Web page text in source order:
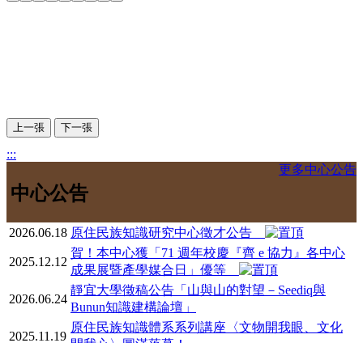
上一張 下一張
:::
中心公告
更多中心公告
2026.06.18 原住民族知識研究中心徵才公告
2025.12.12
賀！本中心獲「71 週年校慶『齊 e 協力』各中心
成果展暨產學媒合日」優等
2026.06.24
靜宜大學徵稿公告「山與山的對望－Seediq與
Bunun知識建構論壇」
2025.11.19
原住民族知識體系系列講座〈文物開我眼、文化